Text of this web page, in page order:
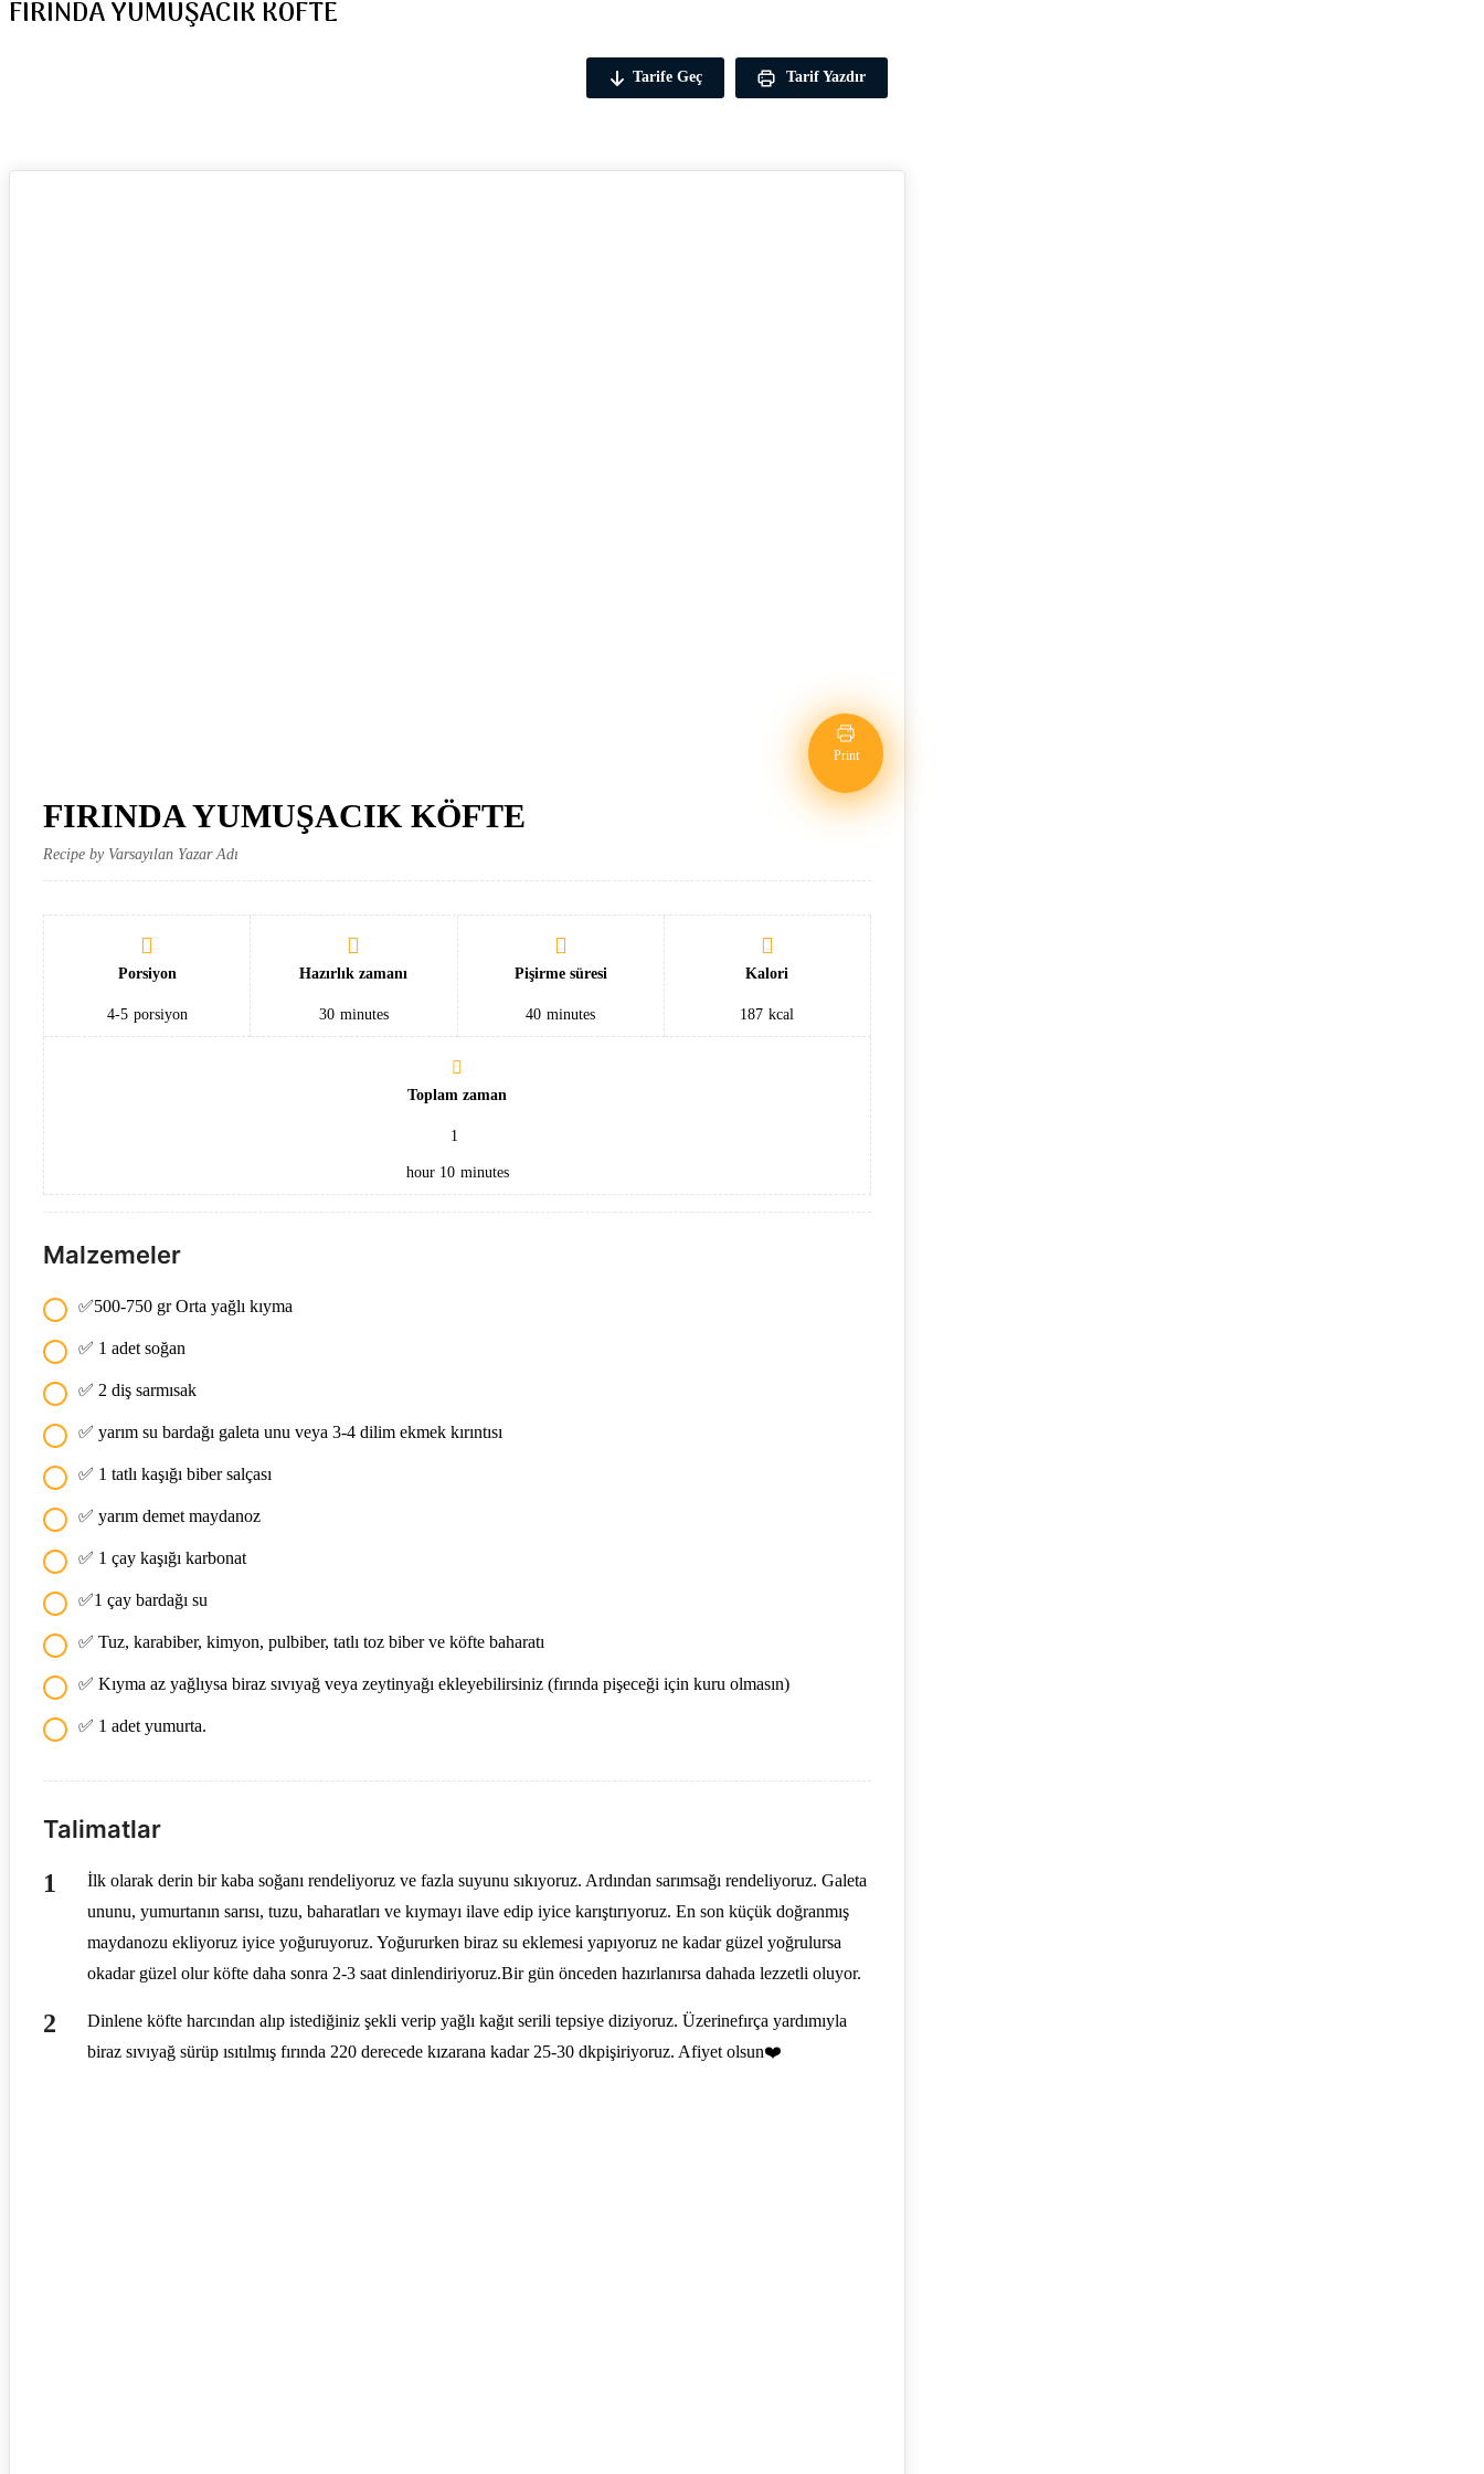
FIRINDA YUMUŞACIK KÖFTE
Tarife Geç Tarif Yazdır
Print
FIRINDA YUMUŞACIK KÖFTE
Recipe by Varsayılan Yazar Adı
Porsiyon
4-5 porsiyon
Hazırlık zamanı
30 minutes
Pişirme süresi
40 minutes
Kalori
187 kcal
Toplam zaman
1
hour 10 minutes
Malzemeler
✅500-750 gr Orta yağlı kıyma
✅ 1 adet soğan
✅ 2 diş sarmısak
✅ yarım su bardağı galeta unu veya 3-4 dilim ekmek kırıntısı
✅ 1 tatlı kaşığı biber salçası
✅ yarım demet maydanoz
✅ 1 çay kaşığı karbonat
✅1 çay bardağı su
✅ Tuz, karabiber, kimyon, pulbiber, tatlı toz biber ve köfte baharatı
✅ Kıyma az yağlıysa biraz sıvıyağ veya zeytinyağı ekleyebilirsiniz (fırında pişeceği için kuru olmasın)
✅ 1 adet yumurta.
Talimatlar
İlk olarak derin bir kaba soğanı rendeliyoruz ve fazla suyunu sıkıyoruz. Ardından sarımsağı rendeliyoruz. Galeta
ununu, yumurtanın sarısı, tuzu, baharatları ve kıymayı ilave edip iyice karıştırıyoruz. En son küçük doğranmış
maydanozu ekliyoruz iyice yoğuruyoruz. Yoğururken biraz su eklemesi yapıyoruz ne kadar güzel yoğrulursa
okadar güzel olur köfte daha sonra 2-3 saat dinlendiriyoruz.Bir gün önceden hazırlanırsa dahada lezzetli oluyor.
Dinlene köfte harcından alıp istediğiniz şekli verip yağlı kağıt serili tepsiye diziyoruz. Üzerinefırça yardımıyla
biraz sıvıyağ sürüp ısıtılmış fırında 220 derecede kızarana kadar 25-30 dkpişiriyoruz. Afiyet olsun❤️